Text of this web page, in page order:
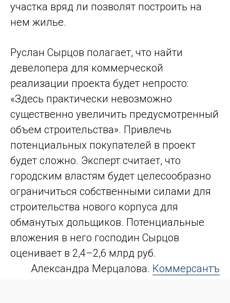
участка вряд ли позволят построить на
нем жилье.
Руслан Сырцов полагает, что найти
девелопера для коммерческой
реализации проекта будет непросто:
«Здесь практически невозможно
существенно увеличить предусмотренный
объем строительства». Привлечь
потенциальных покупателей в проект
будет сложно. Эксперт считает, что
городским властям будет целесообразно
ограничиться собственными силами для
строительства нового корпуса для
обманутых дольщиков. Потенциальные
вложения в него господин Сырцов
оценивает в 2,4–2,6 млрд руб.
Александра Мерцалова. Коммерсантъ